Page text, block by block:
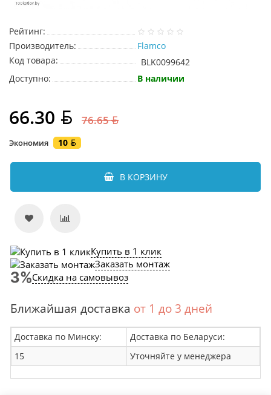
Рейтинг:
Производитель:
Flamco
Код товара:
BLK0099642
Доступно:
В наличии
66.30 76.65
Экономия 10
В КОРЗИНУ
Купить в 1 клик
Заказать монтаж
Скидка на самовывоз
Ближайшая доставка от 1 до 3 дней
Доставка по Минску:
Доставка по Беларуси:
15
Уточняйте у менеджера